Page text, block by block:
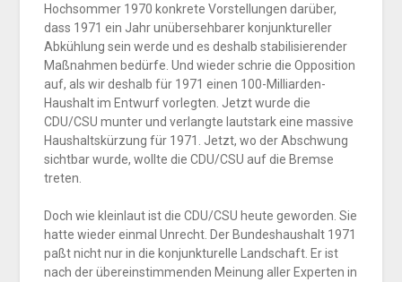
Hochsommer 1970 konkrete Vorstellungen darüber,
dass 1971 ein Jahr unübersehbarer konjunktureller
Abkühlung sein werde und es deshalb stabilisierender
Maßnahmen bedürfe. Und wieder schrie die Opposition
auf, als wir deshalb für 1971 einen 100-Milliarden-
Haushalt im Entwurf vorlegten. Jetzt wurde die
CDU/CSU munter und verlangte lautstark eine massive
Haushaltskürzung für 1971. Jetzt, wo der Abschwung
sichtbar wurde, wollte die CDU/CSU auf die Bremse
treten.
Doch wie kleinlaut ist die CDU/CSU heute geworden. Sie
hatte wieder einmal Unrecht. Der Bundeshaushalt 1971
paßt nicht nur in die konjunkturelle Landschaft. Er ist
nach der übereinstimmenden Meinung aller Experten in